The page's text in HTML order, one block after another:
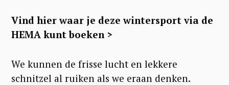
Vind hier waar je deze wintersport via de
HEMA kunt boeken >
We kunnen de frisse lucht en lekkere
schnitzel al ruiken als we eraan denken.